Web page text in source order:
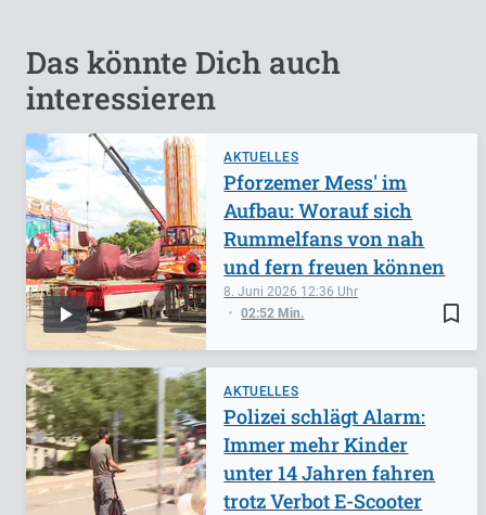
Das könnte Dich auch
interessieren
AKTUELLES
bookmark_border
8. Juni 2026 12:36
02:52 Min.
Pforzemer Mess' im
Aufbau: Worauf sich
Rummelfans von nah
und fern freuen können
AKTUELLES
Polizei schlägt Alarm:
Immer mehr Kinder
unter 14 Jahren fahren
trotz Verbot E-Scooter